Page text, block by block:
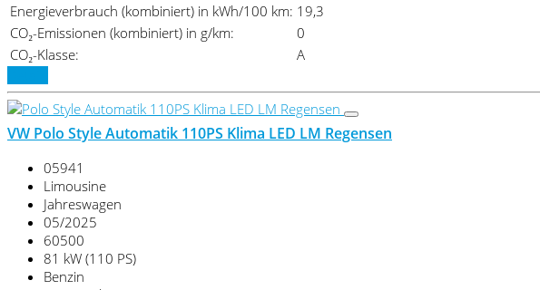
Energieverbrauch (kombiniert) in kWh/100 km: 19,3
CO₂-Emissionen (kombiniert) in g/km:
0
CO₂-Klasse:
A
VW Polo Style Automatik 110PS Klima LED LM Regensen
05941
Limousine
Jahreswagen
05/2025
60500
81 kW (110 PS)
Benzin